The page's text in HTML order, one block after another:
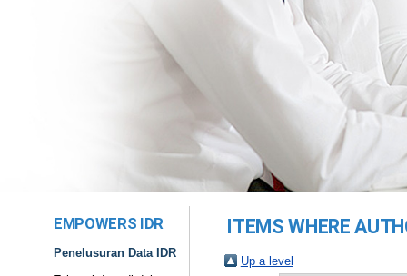
EMPOWERS IDR
Penelusuran Data IDR
ITEMS WHERE
Up a level